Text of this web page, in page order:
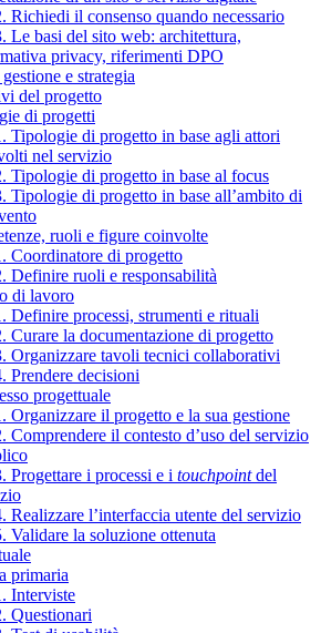
Richiedi il consenso quando necessario
Le basi del sito web: architettura,
privacy, riferimenti DPO
e strategia
del progetto
di progetti
Tipologie di progetto in base agli attori
nel servizio
Tipologie di progetto in base al focus
Tipologie di progetto in base all’ambito di
ruoli e figure coinvolte
Coordinatore di progetto
Definire ruoli e responsabilità
di lavoro
Definire processi, strumenti e rituali
Curare la documentazione di progetto
Organizzare tavoli tecnici collaborativi
Prendere decisioni
progettuale
Organizzare il progetto e la sua gestione
Comprendere il contesto d’uso del servizio
Progettare i processi e i touchpointdel
Realizzare l’interfaccia utente del servizio
Validare la soluzione ottenuta
primaria
Interviste
Questionari